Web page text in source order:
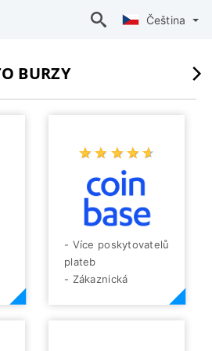
Čeština
BURZY
☆ ☆ ☆ ☆ ☆
★ ★ ★ ★ ★
- Více poskytovatelů
plateb
- Zákaznická